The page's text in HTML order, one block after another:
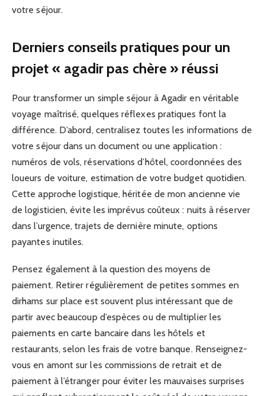
votre séjour.
Derniers conseils pratiques pour un
projet « agadir pas chère » réussi
Pour transformer un simple séjour à Agadir en véritable
voyage maîtrisé, quelques réflexes pratiques font la
différence. D’abord, centralisez toutes les informations de
votre séjour dans un document ou une application :
numéros de vols, réservations d’hôtel, coordonnées des
loueurs de voiture, estimation de votre budget quotidien.
Cette approche logistique, héritée de mon ancienne vie
de logisticien, évite les imprévus coûteux : nuits à réserver
dans l’urgence, trajets de dernière minute, options
payantes inutiles.
Pensez également à la question des moyens de
paiement. Retirer régulièrement de petites sommes en
dirhams sur place est souvent plus intéressant que de
partir avec beaucoup d’espèces ou de multiplier les
paiements en carte bancaire dans les hôtels et
restaurants, selon les frais de votre banque. Renseignez-
vous en amont sur les commissions de retrait et de
paiement à l’étranger pour éviter les mauvaises surprises